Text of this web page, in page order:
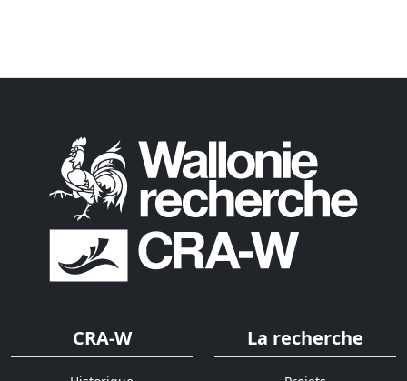
CRA-W La recherche